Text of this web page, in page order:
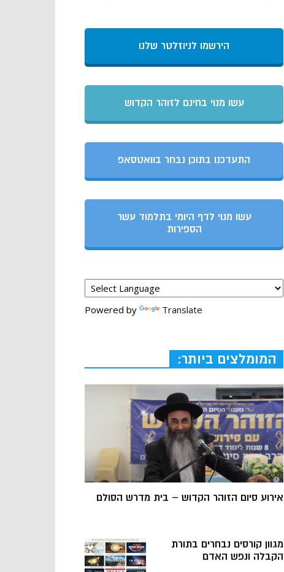
הירשמו לניוזלטר שלנו
עשו מנוי בחינם לזוהר הקדוש
התעדכנו בתוכן נבחר בוואטסאפ
עשו מנוי לדף היומי בתלמוד עשר
הספירות
Powered by Translate
המומלצים ביותר:
אירוע סיום הזוהר הקדוש – בית מדרש הסולם
מגוון קורסים נבחרים בתורת
הקבלה ונפש האדם